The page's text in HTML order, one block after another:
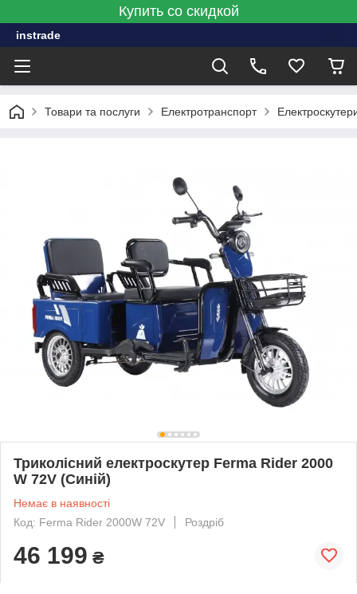
Купить со скидкой
instrade
Товари та послуги Електротранспорт
Триколісний електроскутер Ferma Rider 2000
W 72V (Синій)
Немає в наявності
Код: Ferma Rider 2000W 72V
Роздріб
46 199 ₴